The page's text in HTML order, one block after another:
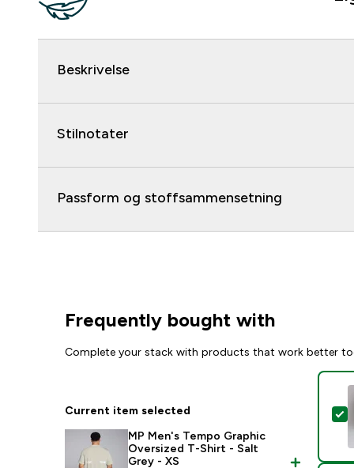
Beskrivelse
Stilnotater
Passform og stoffsammensetning
Frequently bought with
Complete your stack with products that work better
Current item selected
MP Men's Tempo Graphic
Oversized T-Shirt - Salt
Grey - XS